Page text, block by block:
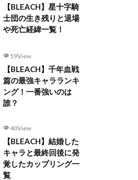
【BLEACH】星十字騎
士団の生き残りと退場
や死亡経緯一覧！
59View
【BLEACH】千年血戦
篇の最強キャラランキ
ング！一番強いのは
誰？
40View
【BLEACH】結婚した
キャラと最終回後に発
覚したカップリング一
覧